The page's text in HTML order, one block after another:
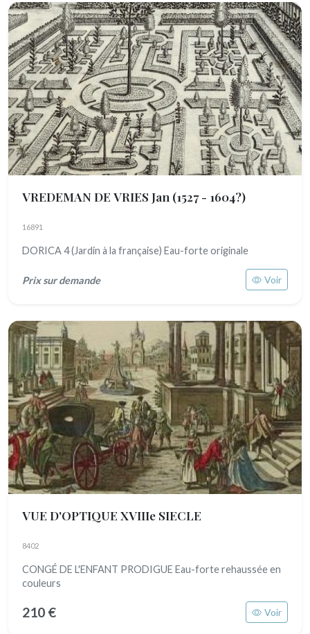
VREDEMAN DE VRIES Jan (1527 - 1604?)
16891
DORICA 4 (Jardin à la française) Eau-forte originale
Prix sur demande Voir
VUE D'OPTIQUE XVIIIe SIECLE
8402
CONGÉ DE L'ENFANT PRODIGUE Eau-forte rehaussée en
couleurs
210 € Voir